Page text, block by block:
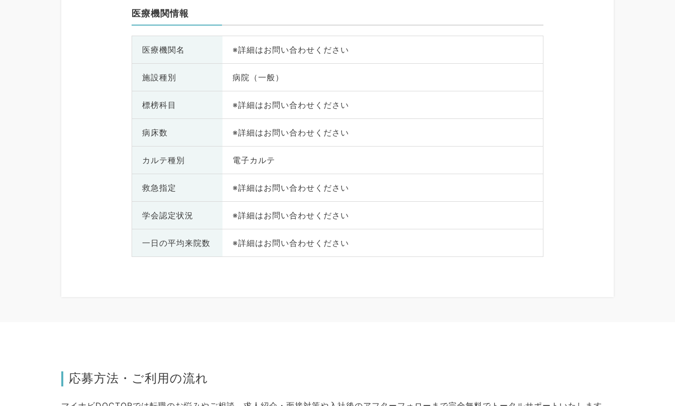
医療機関情報
医療機関名 ※詳細はお問い合わせください
施設種別 病院（一般）
標榜科目 ※詳細はお問い合わせください
病床数 ※詳細はお問い合わせください
カルテ種別 電子カルテ
救急指定 ※詳細はお問い合わせください
学会認定状況 ※詳細はお問い合わせください
一日の平均来院数 ※詳細はお問い合わせください
応募方法・ご利用の流れ